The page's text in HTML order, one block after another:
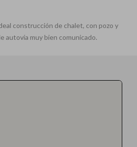
construcción de chalet, con pozo y
autovía muy bien comunicado.